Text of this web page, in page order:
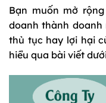
Bạn muốn mở
doanh thành doanh
thủ tục hay lợi hại
hiểu qua bài viết